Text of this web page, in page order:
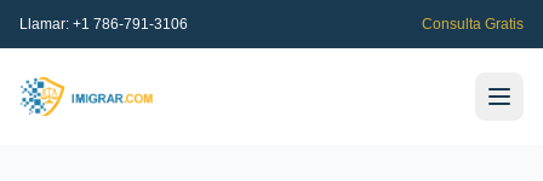
Llamar: +1 786-791-3106 Consulta Gratis